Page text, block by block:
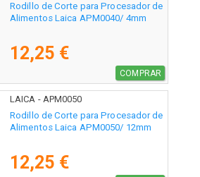
Rodillo de Corte para Procesador de
Alimentos Laica APM0040/ 4mm
12,25 €
COMPRAR
LAICA - APM0050
Rodillo de Corte para Procesador de
Alimentos Laica APM0050/ 12mm
12,25 €